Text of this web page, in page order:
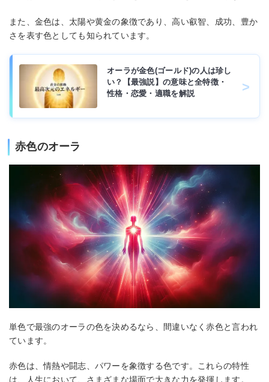
また、金色は、太陽や黄金の象徴であり、高い叡智、成功、豊か
さを表す色としても知られています。
オーラが金色(ゴールド)の人は珍し
い？【最強説】の意味と全特徴・
性格・恋愛・適職を解説
赤色のオーラ
単色で最強のオーラの色を決めるなら、間違いなく赤色と言われ
ています。
赤色は、情熱や闘志、パワーを象徴する色です。これらの特性
は、人生において、さまざまな場面で大きな力を発揮します。